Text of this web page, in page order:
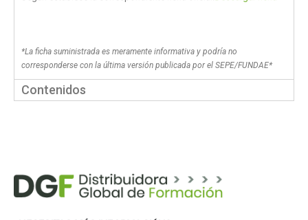
*La ficha suministrada es meramente informativa y podría no
corresponderse con la última versión publicada por el SEPE/FUNDAE*
Contenidos